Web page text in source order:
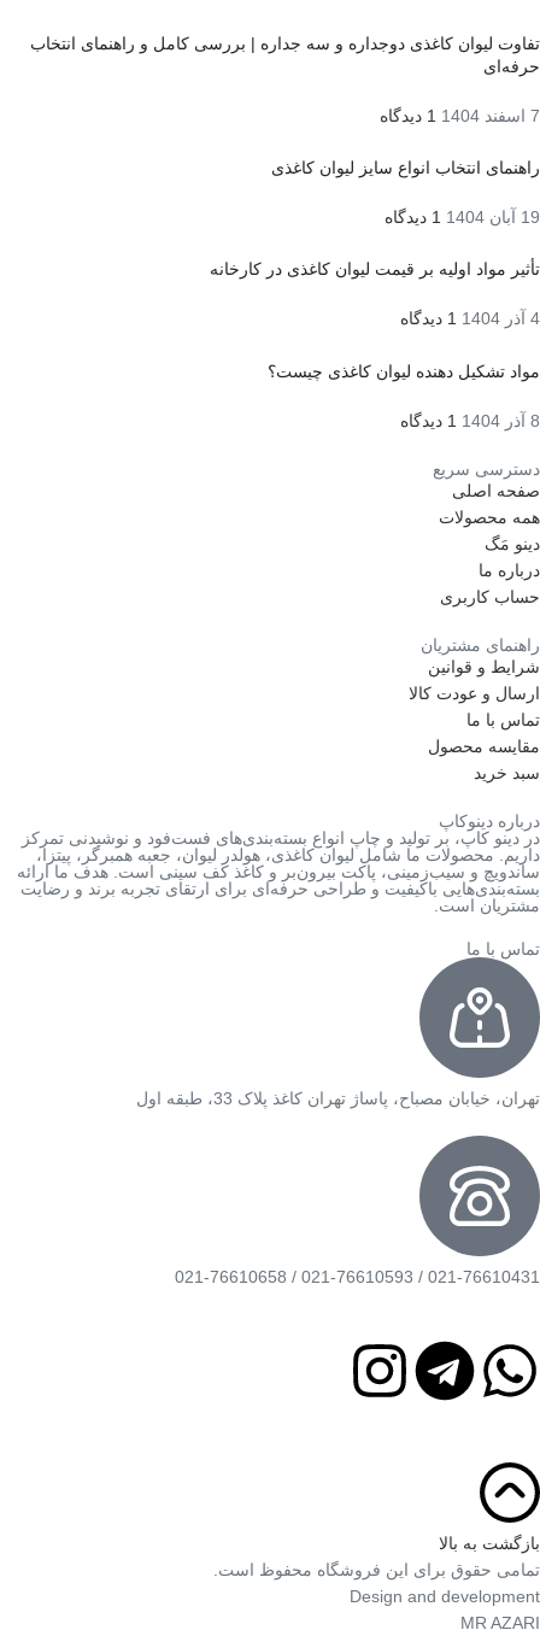
تفاوت لیوان کاغذی دوجداره و سه جداره | بررسی کامل و راهنمای انتخاب
حرفه‌ای
7 اسفند 1404 1 دیدگاه
راهنمای انتخاب انواع سایز لیوان کاغذی
19 آبان 1404 1 دیدگاه
تأثیر مواد اولیه بر قیمت لیوان کاغذی در کارخانه
4 آذر 1404 1 دیدگاه
مواد تشکیل دهنده لیوان کاغذی چیست؟
8 آذر 1404 1 دیدگاه
دسترسی سریع
صفحه اصلی
همه محصولات
دینو مَگ
درباره ما
حساب کاربری
راهنمای مشتریان
شرایط و قوانین
ارسال و عودت کالا
تماس با ما
مقایسه محصول
سبد خرید
درباره دینوکاپ
در دینو کاپ، بر تولید و چاپ انواع بسته‌بندی‌های فست‌فود و نوشیدنی تمرکز
داریم. محصولات ما شامل لیوان کاغذی، هولدر لیوان، جعبه همبرگر، پیتزا،
ساندویچ و سیب‌زمینی، پاکت بیرون‌بر و کاغذ کف سینی است. هدف ما ارائه
بسته‌بندی‌هایی باکیفیت و طراحی حرفه‌ای برای ارتقای تجربه برند و رضایت
مشتریان است.
تماس با ما
تهران، خیابان مصباح، پاساژ تهران کاغذ پلاک 33، طبقه اول
021-76610431 / 021-76610593 / 021-76610658
بازگشت به بالا
تمامی حقوق برای این فروشگاه محفوظ است.
Design and development
MR AZARI